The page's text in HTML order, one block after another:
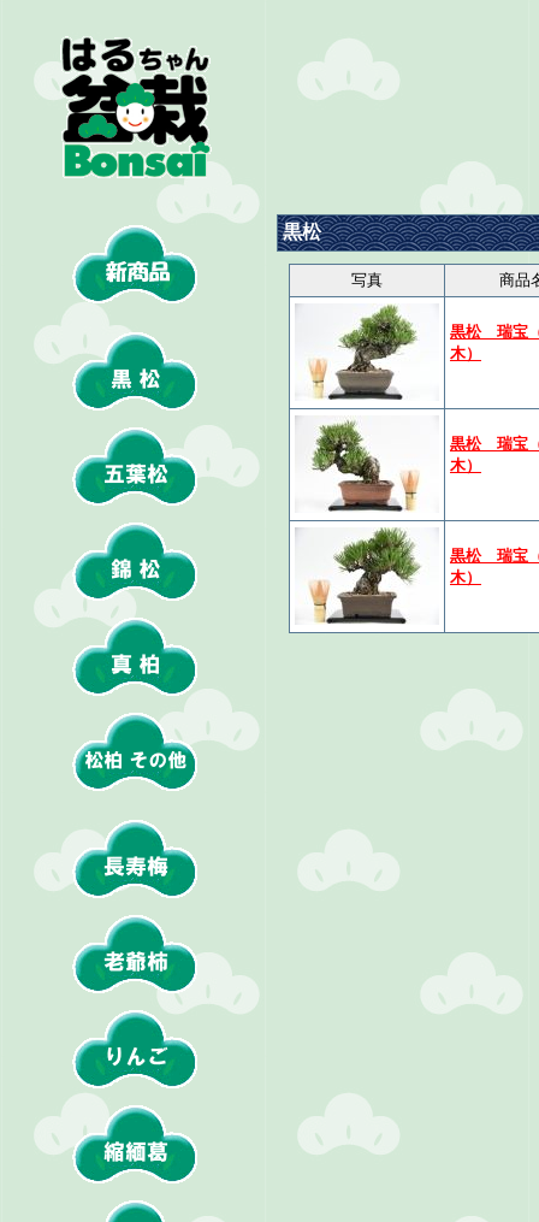
黒松
写真 商品
黒松 瑞宝
木）
黒松 瑞宝
木）
黒松 瑞宝
木）